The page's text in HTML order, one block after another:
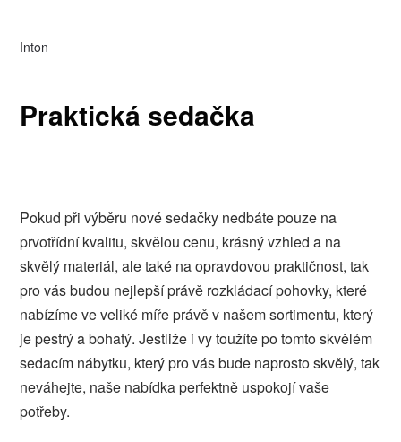
Inton
Praktická sedačka
Pokud při výběru nové sedačky nedbáte pouze na
prvotřídní kvalitu, skvělou cenu, krásný vzhled a na
skvělý materiál, ale také na opravdovou praktičnost, tak
pro vás budou nejlepší právě rozkládací pohovky, které
nabízíme ve veliké míře právě v našem sortimentu, který
je pestrý a bohatý. Jestliže i vy toužíte po tomto skvělém
sedacím nábytku, který pro vás bude naprosto skvělý, tak
neváhejte, naše nabídka perfektně uspokojí vaše
potřeby.